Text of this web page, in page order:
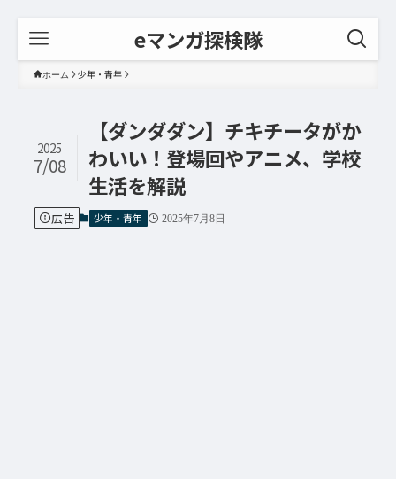
eマンガ探検隊
ホーム 少年・青年
【ダンダダン】チキチータがか
わいい！登場回やアニメ、学校
生活を解説
2025
7/08
広告 少年・青年 2025年7月8日